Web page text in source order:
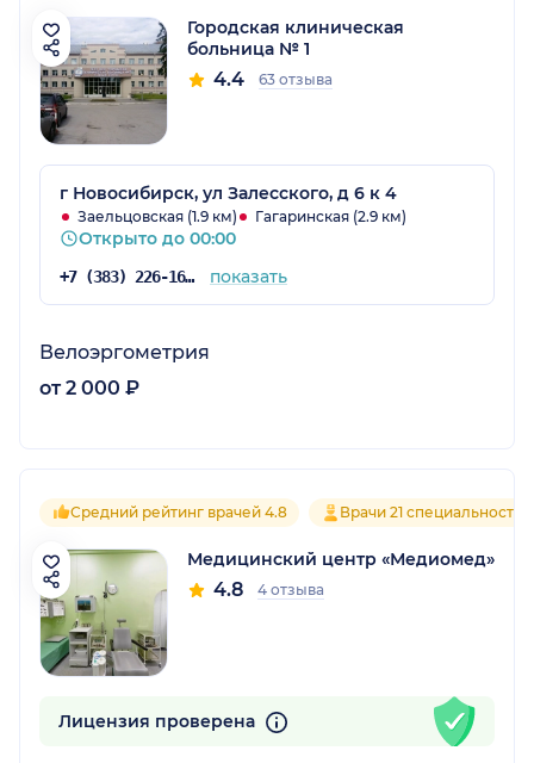
Городская клиническая
больница № 1
4.4 63 отзыва
г Новосибирск, ул Залесского, д 6 к 4
Заельцовская (1.9 км) Гагаринская (2.9 км)
Открыто до 00:00
+7 (383) 226-16-85 показать
Велоэргометрия
от 2 000 ₽
Средний рейтинг врачей 4.8 Врачи 21 специальностей
Медицинский центр «Медиомед»
4.8 4 отзыва
Лицензия проверена